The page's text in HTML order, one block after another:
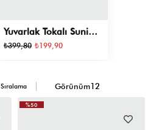
Yuvarlak Tokalı Suni
Deri Kemer Kahve
₺399,80 ₺199,90
Sıralama
%50